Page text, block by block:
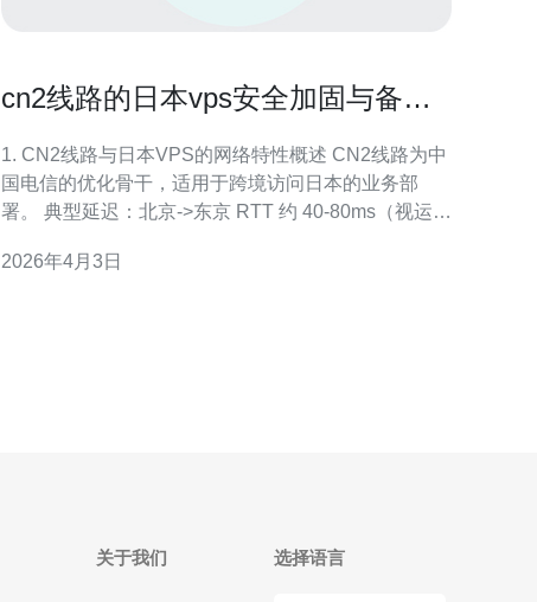
cn2线路的日本vps安全加固与备份
1. CN2线路与日本VPS的网络特性概述 CN2线路为中
国电信的优化骨干，适用于跨境访问日本的业务部
署。 典型延迟：北京->东京 RTT 约 40-80ms（视运营
2026年4月3日
关于我们 选择语言